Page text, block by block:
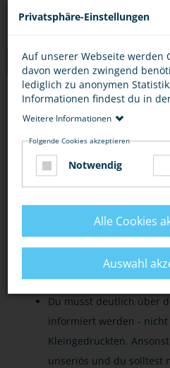
TIPPS
VORSICHT BEI
Bei scheinbar
eine Registrierung
werden. Oft sind sie
Grundsätzlich solltest
Lockbegriffen wie
kostenpflichtige
Du musst deutlich über
informiert werden - nicht
Kleingedruckten.
unseriös und du solltest
Privatsphäre-Einstellungen
Auf unserer Webseite werden
davon werden zwingend
lediglich zu anonymen
Informationen findest du in
Weitere Informationen
Folgende Cookies akzeptieren
Notwendig
Alle Cookies
Auswahl